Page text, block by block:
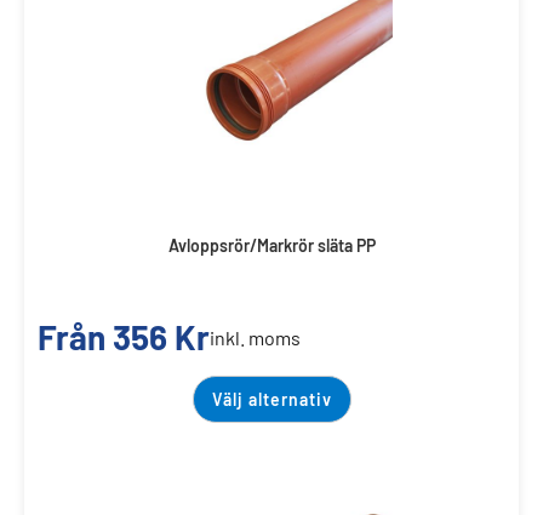
Avloppsrör/Markrör släta PP
Från 356 Krinkl. moms
Välj alternativ